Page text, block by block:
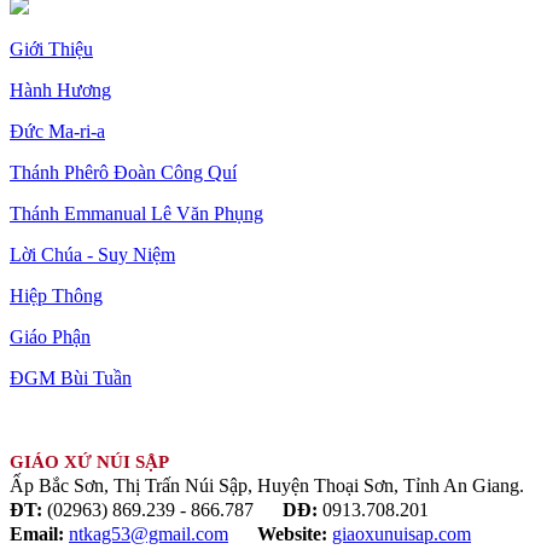
Giới Thiệu
Hành Hương
Đức Ma-ri-a
Thánh Phêrô Đoàn Công Quí
Thánh Emmanual Lê Văn Phụng
Lời Chúa - Suy Niệm
Hiệp Thông
Giáo Phận
ĐGM Bùi Tuần
GIÁO XỨ NÚI SẬP
Ấp Bắc Sơn, Thị Trấn Núi Sập, Huyện Thoại Sơn, Tỉnh An Giang.
ĐT: (02963) 869.239 - 866.787 DĐ: 0913.708.201
Email: ntkag53@gmail.com Website: giaoxunuisap.com